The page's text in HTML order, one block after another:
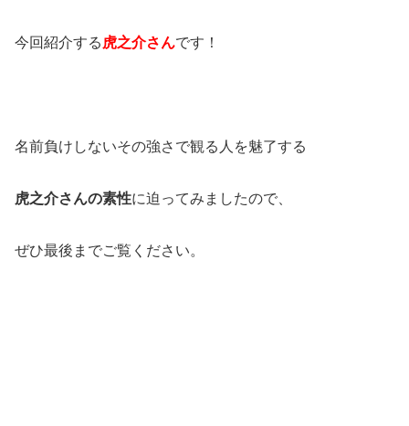
今回紹介する虎之介さんです！
名前負けしないその強さで観る人を魅了する
虎之介さんの素性に迫ってみましたので、
ぜひ最後までご覧ください。